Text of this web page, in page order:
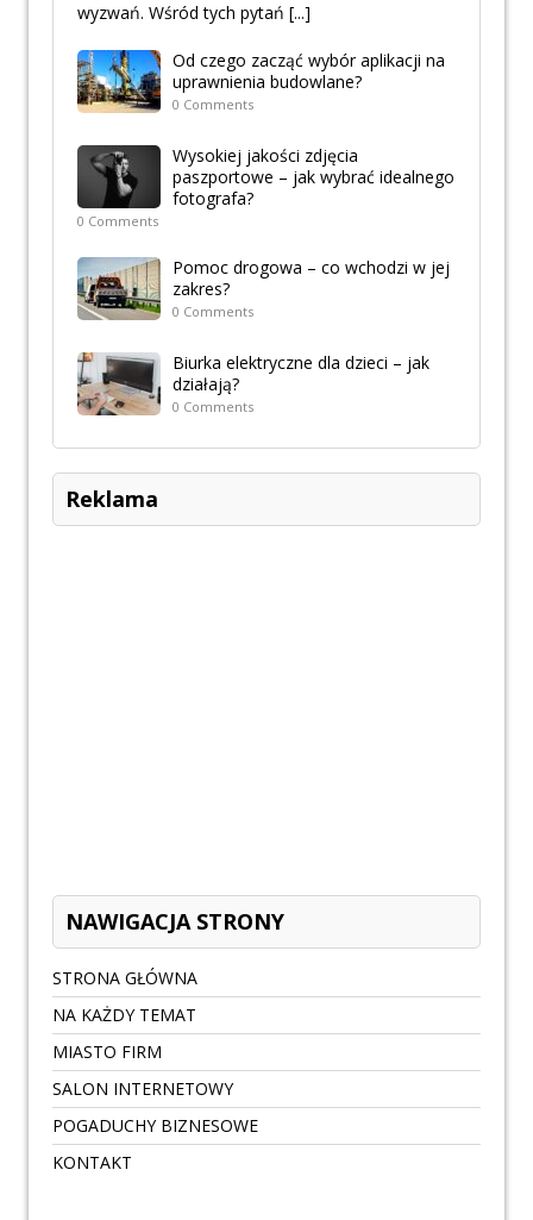
wyzwań. Wśród tych pytań [...]
Od czego zacząć wybór aplikacji na
uprawnienia budowlane?
0 Comments
Wysokiej jakości zdjęcia
paszportowe – jak wybrać idealnego
fotografa?
0 Comments
Pomoc drogowa – co wchodzi w jej
zakres?
0 Comments
Biurka elektryczne dla dzieci – jak
działają?
0 Comments
Reklama
NAWIGACJA STRONY
STRONA GŁÓWNA
NA KAŻDY TEMAT
MIASTO FIRM
SALON INTERNETOWY
POGADUCHY BIZNESOWE
KONTAKT